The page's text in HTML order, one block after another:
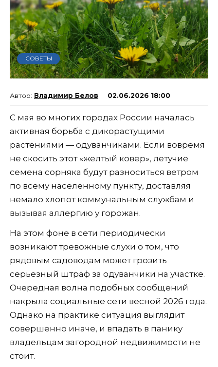
СОВЕТЫ
Владимир Белов 02.06.2026 18:00
С мая во многих городах России началась
активная борьба с дикорастущими
растениями — одуванчиками. Если вовремя
не скосить этот «желтый ковер», летучие
семена сорняка будут разноситься ветром
по всему населенному пункту, доставляя
немало хлопот коммунальным службам и
вызывая аллергию у горожан.
На этом фоне в сети периодически
возникают тревожные слухи о том, что
рядовым садоводам может грозить
серьезный штраф за одуванчики на участке.
Очередная волна подобных сообщений
накрыла социальные сети весной 2026 года.
Однако на практике ситуация выглядит
совершенно иначе, и впадать в панику
владельцам загородной недвижимости не
стоит.